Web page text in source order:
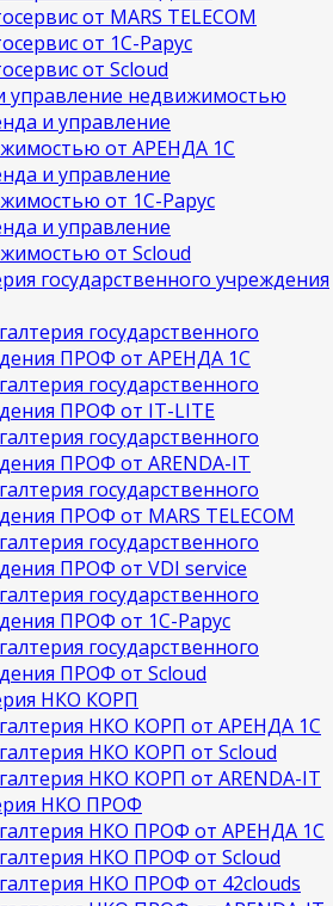
от MARS TELECOM
от 1С-Рарус
от Scloud
управление недвижимостью
и управление
от АРЕНДА 1С
и управление
от 1С-Рарус
и управление
от Scloud
государственного учреждения
государственного
ПРОФ от АРЕНДА 1С
государственного
ПРОФ от IT-LITE
государственного
ПРОФ от ARENDA-IT
государственного
ПРОФ от MARS TELECOM
государственного
ПРОФ от VDI service
государственного
ПРОФ от 1С-Рарус
государственного
ПРОФ от Scloud
НКО КОРП
НКО КОРП от АРЕНДА 1С
НКО КОРП от Scloud
НКО КОРП от ARENDA-IT
НКО ПРОФ
НКО ПРОФ от АРЕНДА 1С
НКО ПРОФ от Scloud
НКО ПРОФ от 42clouds